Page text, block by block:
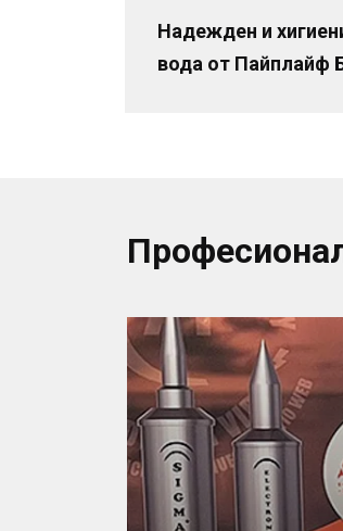
Надежден и
вода от Пайплайф